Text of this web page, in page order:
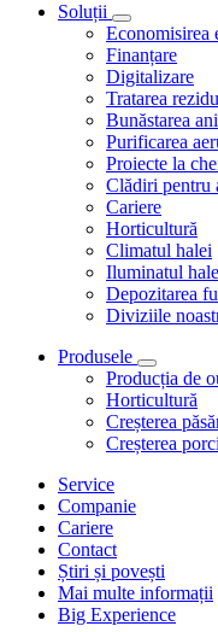
Soluții
Economisirea
Finanțare
Digitalizare
Tratarea
Bunăstarea
Purificarea
Proiecte la
Clădiri pentru
Cariere
Horticultură
Climatul halei
Iluminatul
Depozitarea
Diviziile
Produsele
Producția de
Horticultură
Creșterea
Creșterea
Service
Companie
Cariere
Contact
Știri și povești
Mai multe informații
Big Experience